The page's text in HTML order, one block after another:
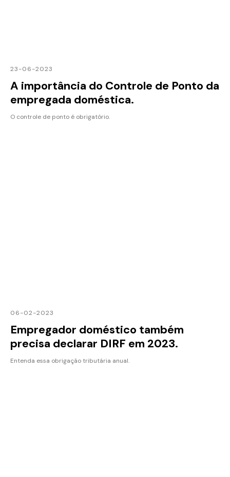
23-06-2023
A importância do Controle de Ponto da
empregada doméstica.
O controle de ponto é obrigatório.
06-02-2023
Empregador doméstico também
precisa declarar DIRF em 2023.
Entenda essa obrigação tributária anual.